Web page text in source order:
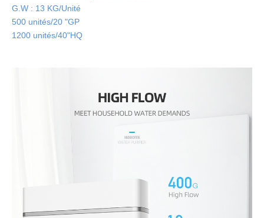
G.W : 13 KG/Unité
500 unités/20 "GP
1200 unités/40"HQ